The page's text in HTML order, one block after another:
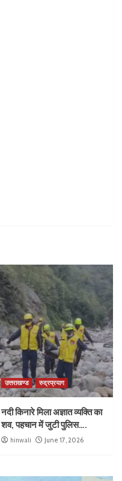
उत्तराखण्ड रुद्रप्रयाग
नदी किनारे मिला अज्ञात व्यक्ति का
शव, पहचान में जुटी पुलिस….
hinwali June 17, 2026